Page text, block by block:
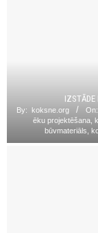
By: koksne.org On:
ēku projektēšana
būvmateriāls